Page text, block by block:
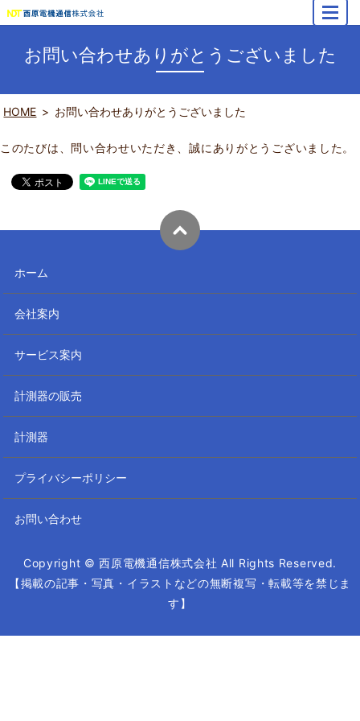
お問い合わせありがとうございました
HOME お問い合わせありがとうございました
このたびは、問い合わせいただき、誠にありがとうございました。
ホーム
会社案内
サービス案内
計測器の販売
計測器
プライバシーポリシー
お問い合わせ
Copyright © 西原電機通信株式会社 All Rights Reserved.
【掲載の記事・写真・イラストなどの無断複写・転載等を禁じま
す】